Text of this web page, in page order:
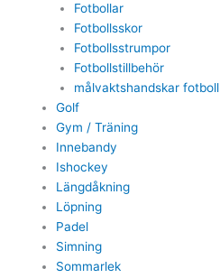
Fotbollar
Fotbollsskor
Fotbollsstrumpor
Fotbollstillbehör
målvaktshandskar fotboll
Golf
Gym / Träning
Innebandy
Ishockey
Längdåkning
Löpning
Padel
Simning
Sommarlek